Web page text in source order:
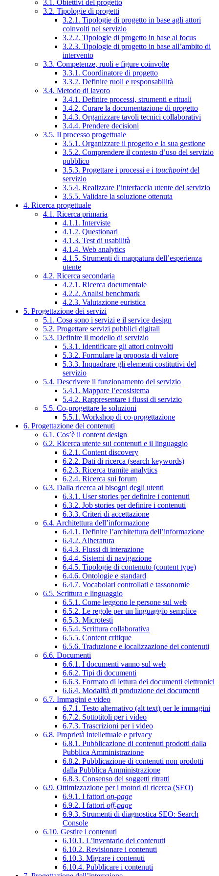
3.1. Obiettivi del progetto
3.2. Tipologie di progetti
3.2.1. Tipologie di progetto in base agli attori
coinvolti nel servizio
3.2.2. Tipologie di progetto in base al focus
3.2.3. Tipologie di progetto in base all’ambito di
intervento
3.3. Competenze, ruoli e figure coinvolte
3.3.1. Coordinatore di progetto
3.3.2. Definire ruoli e responsabilità
3.4. Metodo di lavoro
3.4.1. Definire processi, strumenti e rituali
3.4.2. Curare la documentazione di progetto
3.4.3. Organizzare tavoli tecnici collaborativi
3.4.4. Prendere decisioni
3.5. Il processo progettuale
3.5.1. Organizzare il progetto e la sua gestione
3.5.2. Comprendere il contesto d’uso del servizio
pubblico
3.5.3. Progettare i processi e i touchpointdel
servizio
3.5.4. Realizzare l’interfaccia utente del servizio
3.5.5. Validare la soluzione ottenuta
4. Ricerca progettuale
4.1. Ricerca primaria
4.1.1. Interviste
4.1.2. Questionari
4.1.3. Test di usabilità
4.1.4. Web analytics
4.1.5. Strumenti di mappatura dell’esperienza
utente
4.2. Ricerca secondaria
4.2.1. Ricerca documentale
4.2.2. Analisi benchmark
4.2.3. Valutazione euristica
5. Progettazione dei servizi
5.1. Cosa sono i servizi e il service design
5.2. Progettare servizi pubblici digitali
5.3. Definire il modello di servizio
5.3.1. Identificare gli attori coinvolti
5.3.2. Formulare la proposta di valore
5.3.3. Inquadrare gli elementi costitutivi del
servizio
5.4. Descrivere il funzionamento del servizio
5.4.1. Mappare l’ecosistema
5.4.2. Rappresentare i flussi di servizio
5.5. Co-progettare le soluzioni
5.5.1. Workshop di co-progettazione
6. Progettazione dei contenuti
6.1. Cos’è il content design
6.2. Ricerca utente sui contenuti e il linguaggio
6.2.1. Content discovery
6.2.2. Dati di ricerca (search keywords)
6.2.3. Ricerca tramite analytics
6.2.4. Ricerca sui forum
6.3. Dalla ricerca ai bisogni degli utenti
6.3.1. User stories per definire i contenuti
6.3.2. Job stories per definire i contenuti
6.3.3. Criteri di accettazione
6.4. Architettura dell’informazione
6.4.1. Definire l’architettura dell’informazione
6.4.2. Alberatura
6.4.3. Flussi di interazione
6.4.4. Sistemi di navigazione
6.4.5. Tipologie di contenuto (content type)
6.4.6. Ontologie e standard
6.4.7. Vocabolari controllati e tassonomie
6.5. Scrittura e linguaggio
6.5.1. Come leggono le persone sul web
6.5.2. Le regole per un linguaggio semplice
6.5.3. Microtesti
6.5.4. Scrittura collaborativa
6.5.5. Content critique
6.5.6. Traduzione e localizzazione dei contenuti
6.6. Documenti
6.6.1. I documenti vanno sul web
6.6.2. Tipi di documenti
6.6.3. Formato di lettura dei documenti elettronici
6.6.4. Modalità di produzione dei documenti
6.7. Immagini e video
6.7.1. Testo alternativo (alt text) per le immagini
6.7.2. Sottotitoli per i video
6.7.3. Trascrizioni per i video
6.8. Proprietà intellettuale e privacy
6.8.1. Pubblicazione di contenuti prodotti dalla
Pubblica Amministrazione
6.8.2. Pubblicazione di contenuti non prodotti
dalla Pubblica Amministrazione
6.8.3. Consenso dei soggetti ritratti
6.9. Ottimizzazione per i motori di ricerca (SEO)
6.9.1. I fattori on-page
6.9.2. I fattori off-page
6.9.3. Strumenti di diagnostica SEO: Search
Console
6.10. Gestire i contenuti
6.10.1. L’inventario dei contenuti
6.10.2. Revisionare i contenuti
6.10.3. Migrare i contenuti
6.10.4. Pubblicare i contenuti